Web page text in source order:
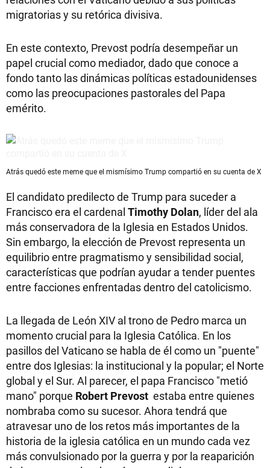
migratorias y su retórica divisiva.
En este contexto, Prevost podría desempeñar un
papel crucial como mediador, dado que conoce a
fondo tanto las dinámicas políticas estadounidenses
como las preocupaciones pastorales del Papa
emérito.
Atrás quedó este meme que el mismísimo Trump compartió en su cuenta de X
El candidato predilecto de Trump para suceder a
Francisco era el cardenal Timothy Dolan, líder del ala
más conservadora de la Iglesia en Estados Unidos.
Sin embargo, la elección de Prevost representa un
equilibrio entre pragmatismo y sensibilidad social,
características que podrían ayudar a tender puentes
entre facciones enfrentadas dentro del catolicismo.
La llegada de León XIV al trono de Pedro marca un
momento crucial para la Iglesia Católica. En los
pasillos del Vaticano se habla de él como un "puente"
entre dos Iglesias: la institucional y la popular; el Norte
global y el Sur. Al parecer, el papa Francisco "metió
mano" porque Robert Prevost estaba entre quienes
nombraba como su sucesor. Ahora tendrá que
atravesar uno de los retos más importantes de la
historia de la iglesia católica en un mundo cada vez
más convulsionado por la guerra y por la reaparición